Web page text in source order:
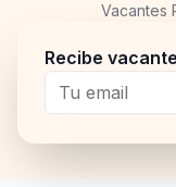
Vacantes
Recibe